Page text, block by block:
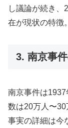
し議論が続き、
在が現状の特徴。
3. 南京事
南京事件は
数は20万人〜
事実の詳細は今